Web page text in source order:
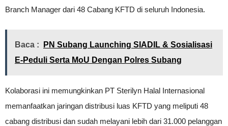
Branch Manager dari 48 Cabang KFTD di seluruh Indonesia.
Baca :
PN Subang Launching SIADIL & Sosialisasi
E-Peduli Serta MoU Dengan Polres Subang
Kolaborasi ini memungkinkan PT Sterilyn Halal Internasional
memanfaatkan jaringan distribusi luas KFTD yang meliputi 48
cabang distribusi dan sudah melayani lebih dari 31.000 pelanggan